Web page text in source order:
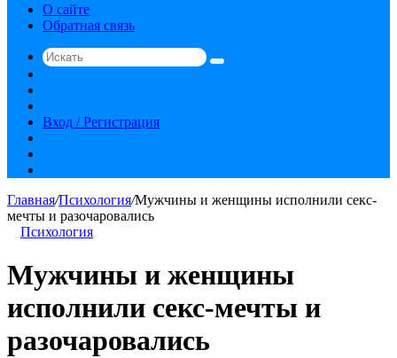
О сайте
Обратная связь
Искать
статья
Вход / Регистрация
Главная/Психология/Мужчины и женщины исполнили секс-
мечты и разочаровались
Психология
Мужчины и женщины
исполнили секс-мечты и
разочаровались